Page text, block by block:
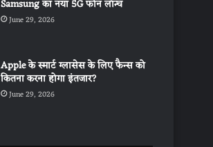
Samsung का नया 5G फोन लॉन्च
June 29, 2026
Apple के स्मार्ट ग्लासेस के लिए फैन्स को
कितना करना होगा इंतजार?
June 29, 2026